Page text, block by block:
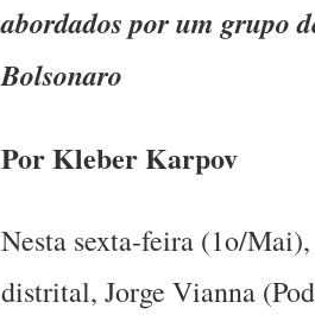
abordados por um grupo
Bolsonaro
Por Kleber Karpov
Nesta sexta-feira (1o/
distrital, Jorge Vianna